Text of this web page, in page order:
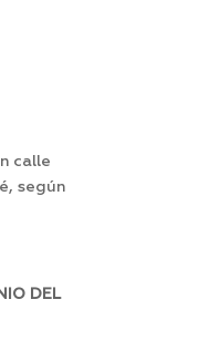
calle
según
DEL